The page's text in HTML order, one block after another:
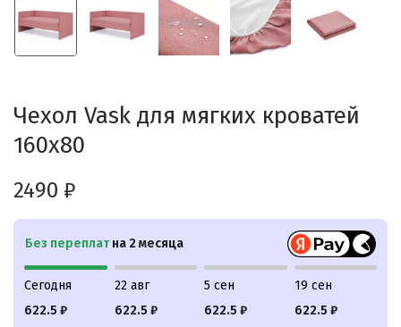
Чехол Vask для мягких кроватей
160х80
2490 ₽
Без переплатна 2 месяца
Сегодня
622.5 ₽
22 авг
622.5 ₽
5 сен
622.5 ₽
19 сен
622.5 ₽